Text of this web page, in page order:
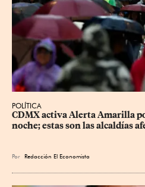
POLÍTICA
CDMX activa Alerta Amarilla
noche; estas son las alcaldías
Por Redacción El Economista